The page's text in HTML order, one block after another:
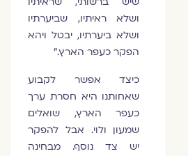
ושלא ראיתיו, שביערתיו
ושלא ביערתיו, יבטל ויהא
הפקר כעפר הארץ."
כיצד אפשר לקבוע
שאחותנו היא חסרת ערך
כעפר הארץ, שואלים
שמעון ולוי. אבל להפקר
יש צד נוסף. מבחינה